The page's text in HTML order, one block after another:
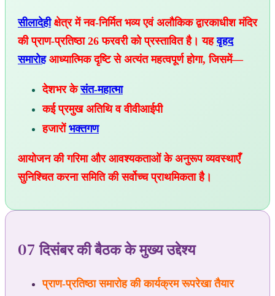
सीलादेहीक्षेत्र में नव-निर्मित भव्य एवं अलौकिक द्वारकाधीश मंदिर
की प्राण-प्रतिष्ठा 26 फरवरी को प्रस्तावित है। यहवृहद
समारोहआध्यात्मिक दृष्टि से अत्यंत महत्वपूर्ण होगा, जिसमें—
देशभर केसंत-महात्मा
कई प्रमुख अतिथि व वीवीआईपी
हजारों भक्तगण
आयोजन की गरिमा और आवश्यकताओं के अनुरूप व्यवस्थाएँ
सुनिश्चित करना समिति की सर्वोच्च प्राथमिकता है।
07 दिसंबर की बैठक के मुख्य उद्देश्य
प्राण-प्रतिष्ठा समारोह की कार्यक्रम रूपरेखा तैयार